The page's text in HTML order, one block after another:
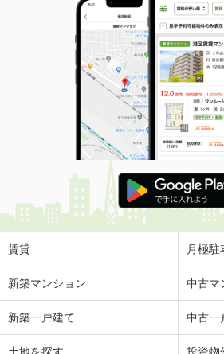
賃貸 月極駐
新築マンション 中古マ
新築一戸建て 中古一
土地を探す 投資物